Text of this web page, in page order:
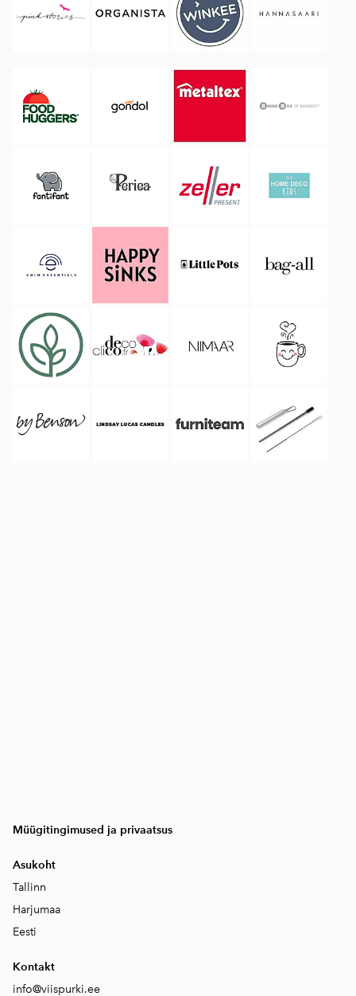
Müügitingimused ja privaatsus
Asukoht
Tallinn
Harjumaa
Eesti
Kontakt
info@viispurki.ee